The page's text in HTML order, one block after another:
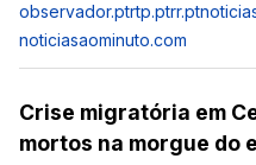
observador.ptrtp.ptrr.pt
noticiasaominuto.com
Crise migratória em
mortos na morgue do